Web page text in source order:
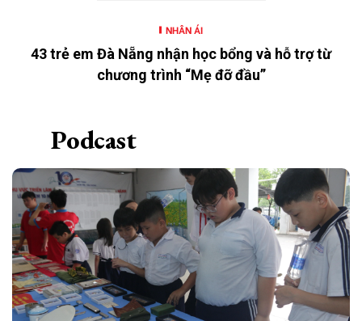
NHÂN ÁI
43 trẻ em Đà Nẵng nhận học bổng và hỗ trợ từ
chương trình “Mẹ đỡ đầu”
Podcast